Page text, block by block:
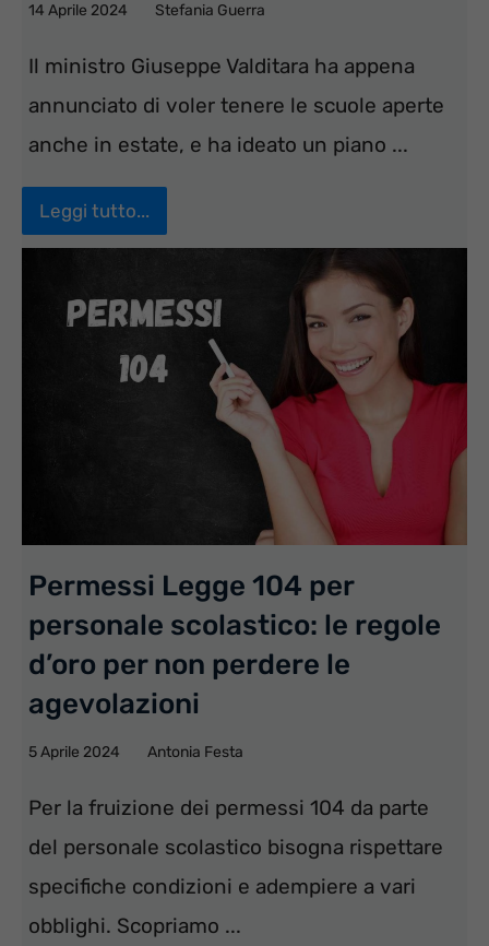
14 Aprile 2024 Stefania Guerra
Il ministro Giuseppe Valditara ha appena
annunciato di voler tenere le scuole aperte
anche in estate, e ha ideato un piano ...
Leggi tutto...
Permessi Legge 104 per
personale scolastico: le regole
d’oro per non perdere le
agevolazioni
5 Aprile 2024 Antonia Festa
Per la fruizione dei permessi 104 da parte
del personale scolastico bisogna rispettare
specifiche condizioni e adempiere a vari
obblighi. Scopriamo ...